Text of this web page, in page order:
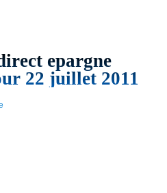
epargne
22 juillet 2011